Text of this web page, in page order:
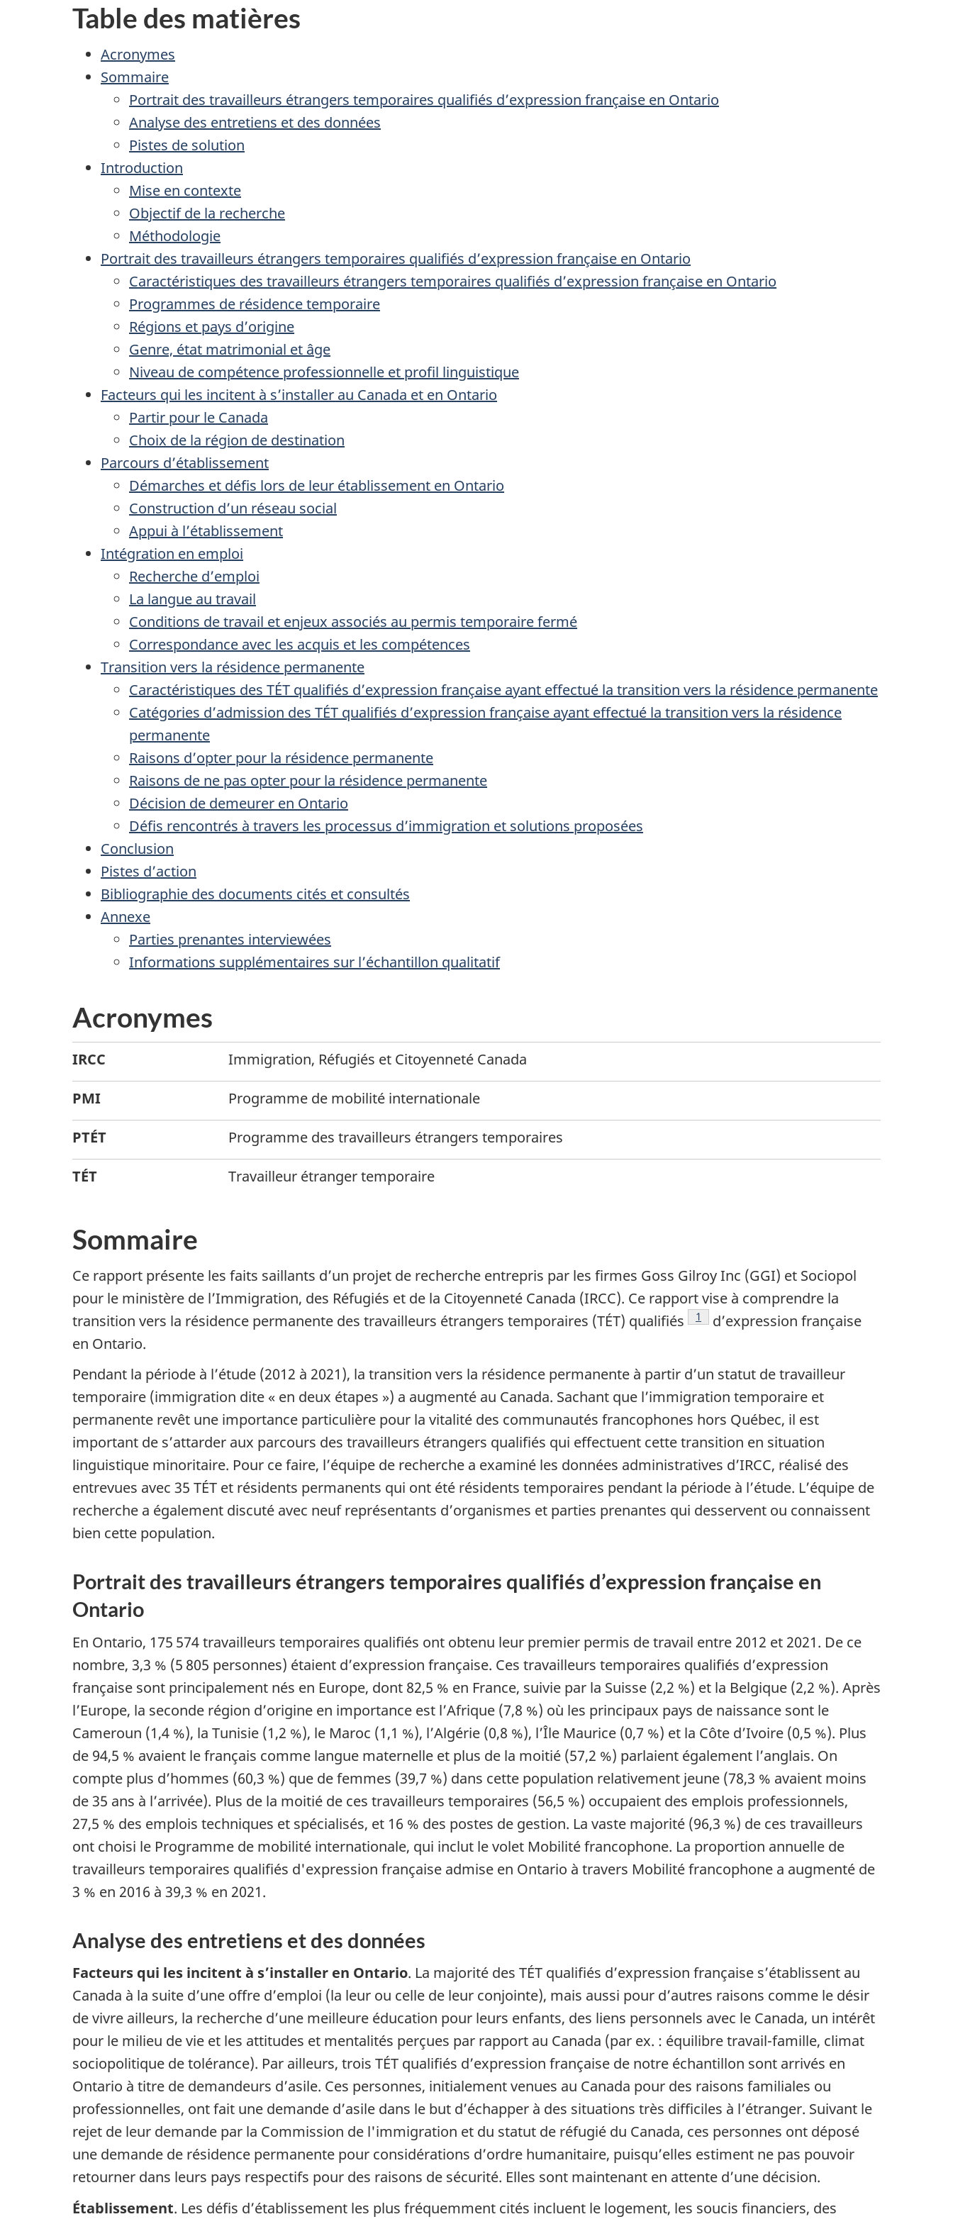
Table des matières
Acronymes
Sommaire
Portrait des travailleurs étrangers temporaires qualifiés d’expression française en Ontario
Analyse des entretiens et des données
Pistes de solution
Introduction
Mise en contexte
Objectif de la recherche
Méthodologie
Portrait des travailleurs étrangers temporaires qualifiés d’expression française en Ontario
Caractéristiques des travailleurs étrangers temporaires qualifiés d’expression française en Ontario
Programmes de résidence temporaire
Régions et pays d’origine
Genre, état matrimonial et âge
Niveau de compétence professionnelle et profil linguistique
Facteurs qui les incitent à s’installer au Canada et en Ontario
Partir pour le Canada
Choix de la région de destination
Parcours d’établissement
Démarches et défis lors de leur établissement en Ontario
Construction d’un réseau social
Appui à l’établissement
Intégration en emploi
Recherche d’emploi
La langue au travail
Conditions de travail et enjeux associés au permis temporaire fermé
Correspondance avec les acquis et les compétences
Transition vers la résidence permanente
Caractéristiques des TÉT qualifiés d’expression française ayant effectué la transition vers la résidence permanente
Catégories d’admission des TÉT qualifiés d’expression française ayant effectué la transition vers la résidence
permanente
Raisons d’opter pour la résidence permanente
Raisons de ne pas opter pour la résidence permanente
Décision de demeurer en Ontario
Défis rencontrés à travers les processus d’immigration et solutions proposées
Conclusion
Pistes d’action
Bibliographie des documents cités et consultés
Annexe
Parties prenantes interviewées
Informations supplémentaires sur l’échantillon qualitatif
Acronymes
IRCC Immigration, Réfugiés et Citoyenneté Canada
PMI Programme de mobilité internationale
PTÉT Programme des travailleurs étrangers temporaires
TÉT Travailleur étranger temporaire
Sommaire
Ce rapport présente les faits saillants d’un projet de recherche entrepris par les firmes Goss Gilroy Inc (GGI) et Sociopol
pour le ministère de l’Immigration, des Réfugiés et de la Citoyenneté Canada (IRCC). Ce rapport vise à comprendre la
transition vers la résidence permanente des travailleurs étrangers temporaires (TÉT) qualifiés
Note de bas de page
1
d’expression française
en Ontario.
Pendant la période à l’étude (2012 à 2021), la transition vers la résidence permanente à partir d’un statut de travailleur
temporaire (immigration dite « en deux étapes ») a augmenté au Canada. Sachant que l’immigration temporaire et
permanente revêt une importance particulière pour la vitalité des communautés francophones hors Québec, il est
important de s’attarder aux parcours des travailleurs étrangers qualifiés qui effectuent cette transition en situation
linguistique minoritaire. Pour ce faire, l’équipe de recherche a examiné les données administratives d’IRCC, réalisé des
entrevues avec 35 TÉT et résidents permanents qui ont été résidents temporaires pendant la période à l’étude. L’équipe de
recherche a également discuté avec neuf représentants d’organismes et parties prenantes qui desservent ou connaissent
bien cette population.
Portrait des travailleurs étrangers temporaires qualifiés d’expression française en
Ontario
En Ontario, 175 574 travailleurs temporaires qualifiés ont obtenu leur premier permis de travail entre 2012 et 2021. De ce
nombre, 3,3 % (5 805 personnes) étaient d’expression française. Ces travailleurs temporaires qualifiés d’expression
française sont principalement nés en Europe, dont 82,5 % en France, suivie par la Suisse (2,2 %) et la Belgique (2,2 %). Après
l’Europe, la seconde région d’origine en importance est l’Afrique (7,8 %) où les principaux pays de naissance sont le
Cameroun (1,4 %), la Tunisie (1,2 %), le Maroc (1,1 %), l’Algérie (0,8 %), l’Île Maurice (0,7 %) et la Côte d’Ivoire (0,5 %). Plus
de 94,5 % avaient le français comme langue maternelle et plus de la moitié (57,2 %) parlaient également l’anglais. On
compte plus d’hommes (60,3 %) que de femmes (39,7 %) dans cette population relativement jeune (78,3 % avaient moins
de 35 ans à l’arrivée). Plus de la moitié de ces travailleurs temporaires (56,5 %) occupaient des emplois professionnels,
27,5 % des emplois techniques et spécialisés, et 16 % des postes de gestion. La vaste majorité (96,3 %) de ces travailleurs
ont choisi le Programme de mobilité internationale, qui inclut le volet Mobilité francophone. La proportion annuelle de
travailleurs temporaires qualifiés d'expression française admise en Ontario à travers Mobilité francophone a augmenté de
3 % en 2016 à 39,3 % en 2021.
Analyse des entretiens et des données
Facteurs qui les incitent à s’installer en Ontario. La majorité des TÉT qualifiés d’expression française s’établissent au
Canada à la suite d’une offre d’emploi (la leur ou celle de leur conjointe), mais aussi pour d’autres raisons comme le désir
de vivre ailleurs, la recherche d’une meilleure éducation pour leurs enfants, des liens personnels avec le Canada, un intérêt
pour le milieu de vie et les attitudes et mentalités perçues par rapport au Canada (par ex. : équilibre travail-famille, climat
sociopolitique de tolérance). Par ailleurs, trois TÉT qualifiés d’expression française de notre échantillon sont arrivés en
Ontario à titre de demandeurs d’asile. Ces personnes, initialement venues au Canada pour des raisons familiales ou
professionnelles, ont fait une demande d’asile dans le but d’échapper à des situations très difficiles à l’étranger. Suivant le
rejet de leur demande par la Commission de l'immigration et du statut de réfugié du Canada, ces personnes ont déposé
une demande de résidence permanente pour considérations d’ordre humanitaire, puisqu’elles estiment ne pas pouvoir
retourner dans leurs pays respectifs pour des raisons de sécurité. Elles sont maintenant en attente d’une décision.
Établissement. Les défis d’établissement les plus fréquemment cités incluent le logement, les soucis financiers, des